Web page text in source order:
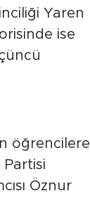
Yaren
ise
öğrencilere
Partisi
Öznur